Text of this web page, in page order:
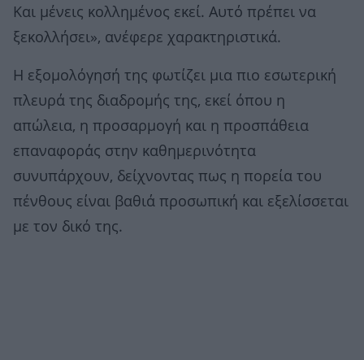
Και μένεις κολλημένος εκεί. Αυτό πρέπει να
ξεκολλήσει», ανέφερε χαρακτηριστικά.
Η εξομολόγησή της φωτίζει μια πιο εσωτερική
πλευρά της διαδρομής της, εκεί όπου η
απώλεια, η προσαρμογή και η προσπάθεια
επαναφοράς στην καθημερινότητα
συνυπάρχουν, δείχνοντας πως η πορεία του
πένθους είναι βαθιά προσωπική και εξελίσσεται
με τον δικό της.